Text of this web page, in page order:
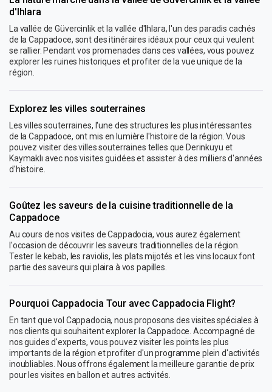
d'Ihlara
La vallée de Güvercinlik et la vallée d'Ihlara, l'un des paradis cachés
de la Cappadoce, sont des itinéraires idéaux pour ceux qui veulent
se rallier. Pendant vos promenades dans ces vallées, vous pouvez
explorer les ruines historiques et profiter de la vue unique de la
région.
Explorez les villes souterraines
Les villes souterraines, l'une des structures les plus intéressantes
de la Cappadoce, ont mis en lumière l'histoire de la région. Vous
pouvez visiter des villes souterraines telles que Derinkuyu et
Kaymaklı avec nos visites guidées et assister à des milliers d'années
d'histoire.
Goûtez les saveurs de la cuisine traditionnelle de la
Cappadoce
Au cours de nos visites de Cappadocia, vous aurez également
l'occasion de découvrir les saveurs traditionnelles de la région.
Tester le kebab, les raviolis, les plats mijotés et les vins locaux font
partie des saveurs qui plaira à vos papilles.
Pourquoi Cappadocia Tour avec Cappadocia Flight?
En tant que vol Cappadocia, nous proposons des visites spéciales à
nos clients qui souhaitent explorer la Cappadoce. Accompagné de
nos guides d'experts, vous pouvez visiter les points les plus
importants de la région et profiter d'un programme plein d'activités
inoubliables. Nous offrons également la meilleure garantie de prix
pour les visites en ballon et autres activités.